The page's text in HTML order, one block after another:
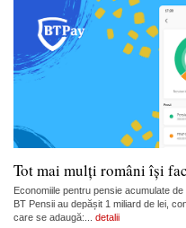
Tot mai mulți români își
Economiile pentru pensie acumulate
BT Pensii au depășit 1 miliard de lei,
care se adaugă:... detalii